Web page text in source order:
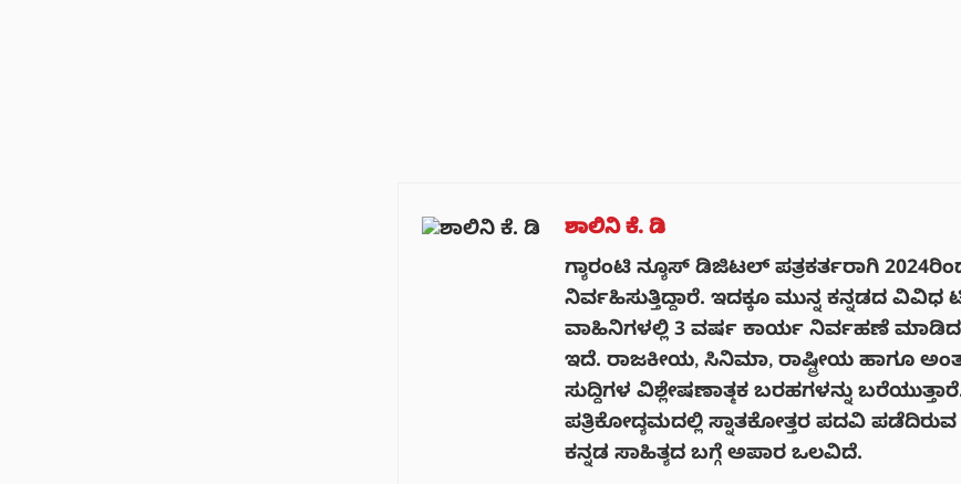
ಶಾಲಿನಿ ಕೆ. ಡಿ
ಗ್ಯಾರಂಟಿ ನ್ಯೂಸ್ ಡಿಜಿಟಲ್ ಪತ್ರಕರ್ತರಾಗಿ
ನಿರ್ವಹಿಸುತ್ತಿದ್ದಾರೆ. ಇದಕ್ಕೂ ಮುನ್ನ ಕನ್ನಡದ ವಿವಿಧ
ವಾಹಿನಿಗಳಲ್ಲಿ 3 ವರ್ಷ ಕಾರ್ಯ ನಿರ್ವಹಣೆ
ಇದೆ. ರಾಜಕೀಯ, ಸಿನಿಮಾ, ರಾಷ್ಟ್ರೀಯ ಹಾಗೂ
ಸುದ್ದಿಗಳ ವಿಶ್ಲೇಷಣಾತ್ಮಕ ಬರಹಗಳನ್ನು
ಪತ್ರಿಕೋದ್ಯಮದಲ್ಲಿ ಸ್ನಾತಕೋತ್ತರ ಪದವಿ
ಕನ್ನಡ ಸಾಹಿತ್ಯದ ಬಗ್ಗೆ ಅಪಾರ ಒಲವಿದೆ.